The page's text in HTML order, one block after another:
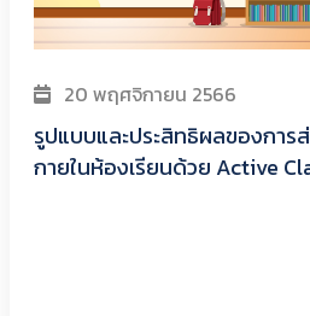
20 พฤศจิกายน 2566
รูปแบบและประสิทธิผลของการ
กายในห้องเรียนด้วย Active